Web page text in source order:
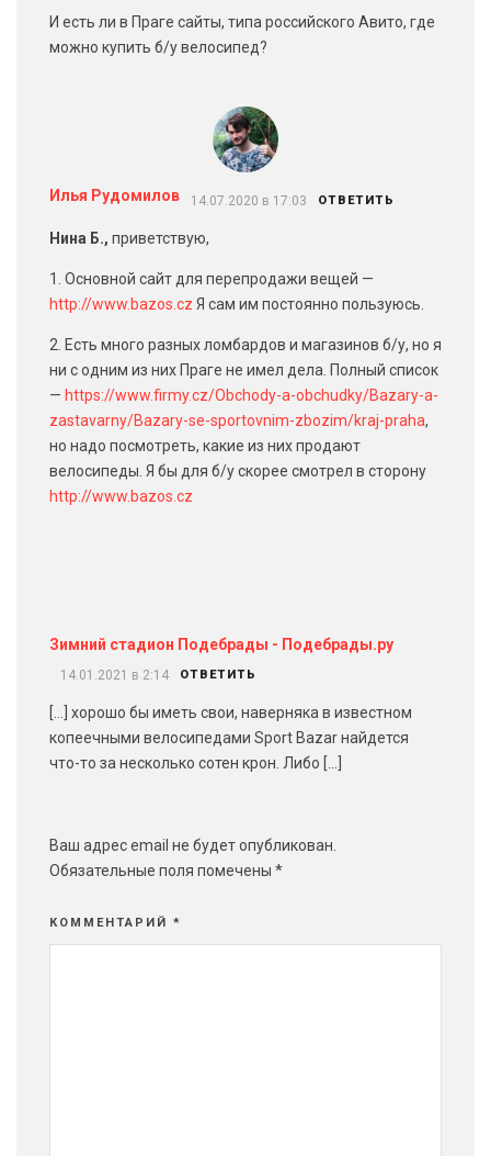
И есть ли в Праге сайты, типа российского Авито, где
можно купить б/у велосипед?
Илья Рудомилов 14.07.2020 в 17:03 ОТВЕТИТЬ
Нина Б., приветствую,
1. Основной сайт для перепродажи вещей —
http://www.bazos.cz Я сам им постоянно пользуюсь.
2. Есть много разных ломбардов и магазинов б/у, но я
ни с одним из них Праге не имел дела. Полный список
— https://www.firmy.cz/Obchody-a-obchudky/Bazary-a-
zastavarny/Bazary-se-sportovnim-zbozim/kraj-praha,
но надо посмотреть, какие из них продают
велосипеды. Я бы для б/у скорее смотрел в сторону
http://www.bazos.cz
Зимний стадион Подебрады - Подебрады.ру
14.01.2021 в 2:14 ОТВЕТИТЬ
[…] хорошо бы иметь свои, наверняка в известном
копеечными велосипедами Sport Bazar найдется
что-то за несколько сотен крон. Либо […]
Ваш адрес email не будет опубликован.
Обязательные поля помечены *
КОММЕНТАРИЙ *